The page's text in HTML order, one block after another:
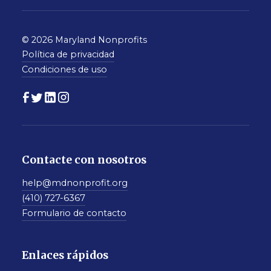
© 2026 Maryland Nonprofits
Política de privacidad
Condiciones de uso
Contacte con nosotros
help@mdnonprofit.org
(410) 727-6367
Formulario de contacto
Enlaces rápidos